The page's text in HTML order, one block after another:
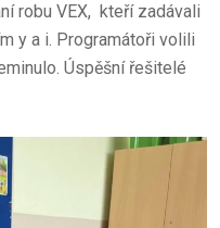
robu VEX, kteří zadávali
y a i. Programátoři volili
Úspěšní řešitelé